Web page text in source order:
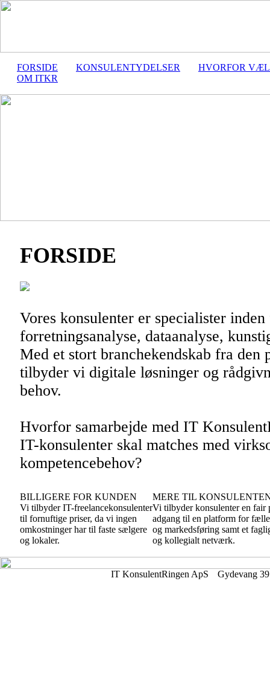
FORSIDE KONSULENTYDELSER
HVORFOR
OM ITKR
FORSIDE
Vores konsulenter er specialister
forretningsanalyse, dataanalyse,
Med et stort branchekendskab fra
tilbyder vi digitale løsninger og
behov.
Hvorfor samarbejde med IT
IT-konsulenter skal matches med
kompetencebehov?
BILLIGERE FOR KUNDEN
Vi tilbyder IT-freelancekonsulenter
til fornuftige priser, da vi ingen
omkostninger har til faste sælgere
og lokaler.
MERE TIL
Vi tilbyder konsulenter en fair
adgang til en platform for
og markedsføring samt et
og kollegialt netværk.
IT KonsulentRingen ApS Gydevang 39